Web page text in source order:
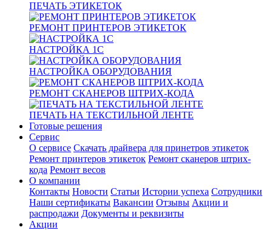
ПЕЧАТЬ ЭТИКЕТОК
РЕМОНТ ПРИНТЕРОВ ЭТИКЕТОК
НАСТРОЙКА 1С
НАСТРОЙКА ОБОРУДОВАНИЯ
РЕМОНТ СКАНЕРОВ ШТРИХ-КОДА
ПЕЧАТЬ НА ТЕКСТИЛЬНОЙ ЛЕНТЕ
Готовые решения
Сервис
О сервисе Скачать драйвера для принетров этикеток
Ремонт принтеров этикеток Ремонт сканеров штрих-
кода Ремонт весов
О компании
Контакты Новости Статьи Истории успеха Сотрудники
Наши сертификаты Вакансии Отзывы Акции и
распродажи Документы и реквизиты
Акции